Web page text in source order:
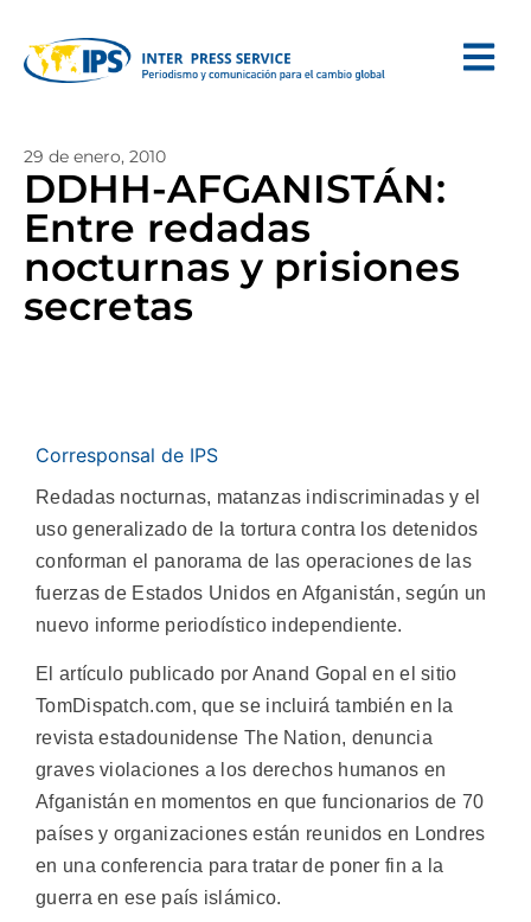
29 de enero, 2010
DDHH-AFGANISTÁN:
Entre redadas
nocturnas y prisiones
secretas
Corresponsal de IPS
Redadas nocturnas, matanzas indiscriminadas y el
uso generalizado de la tortura contra los detenidos
conforman el panorama de las operaciones de las
fuerzas de Estados Unidos en Afganistán, según un
nuevo informe periodístico independiente.
El artículo publicado por Anand Gopal en el sitio
TomDispatch.com, que se incluirá también en la
revista estadounidense The Nation, denuncia
graves violaciones a los derechos humanos en
Afganistán en momentos en que funcionarios de 70
países y organizaciones están reunidos en Londres
en una conferencia para tratar de poner fin a la
guerra en ese país islámico.